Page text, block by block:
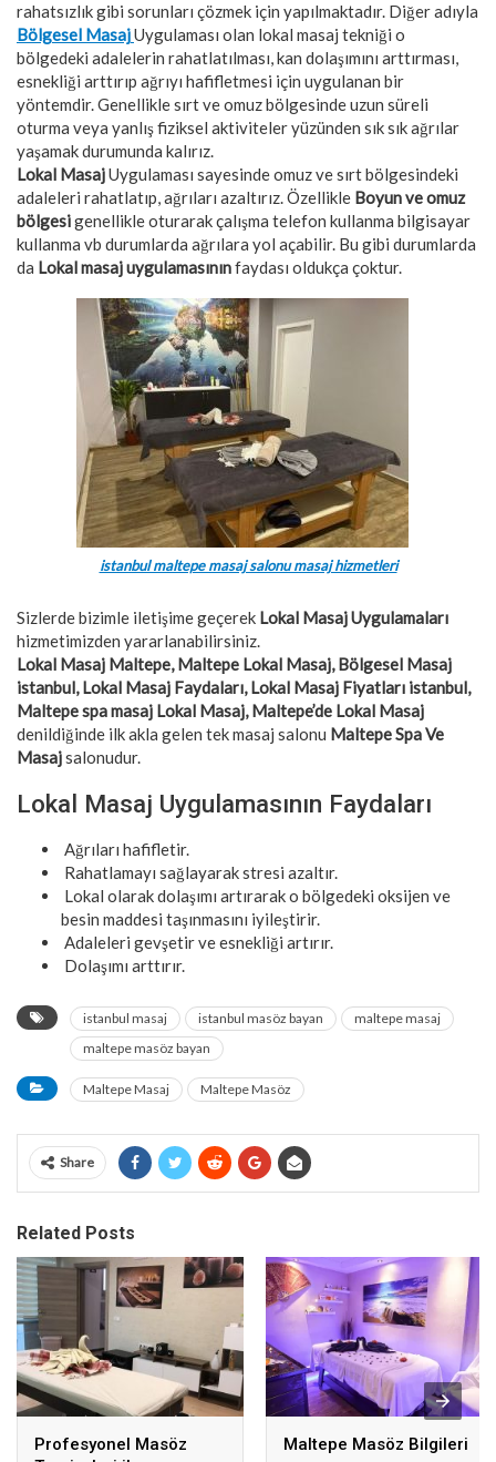
rahatsızlık gibi sorunları çözmek için yapılmaktadır. Diğer adıyla
Bölgesel MasajUygulaması olan lokal masaj tekniği o
bölgedeki adalelerin rahatlatılması, kan dolaşımını arttırması,
esnekliği arttırıp ağrıyı hafifletmesi için uygulanan bir
yöntemdir. Genellikle sırt ve omuz bölgesinde uzun süreli
oturma veya yanlış fiziksel aktiviteler yüzünden sık sık ağrılar
yaşamak durumunda kalırız.
Lokal MasajUygulaması sayesinde omuz ve sırt bölgesindeki
adaleleri rahatlatıp, ağrıları azaltırız. Özellikle Boyun ve omuz
bölgesigenellikle oturarak çalışma telefon kullanma bilgisayar
kullanma vb durumlarda ağrılara yol açabilir. Bu gibi durumlarda
da Lokal masaj uygulamasınınfaydası oldukça çoktur.
istanbul maltepe masaj salonu masaj hizmetleri
Sizlerde bizimle iletişime geçerek Lokal MasajUygulamaları
hizmetimizden yararlanabilirsiniz.
Lokal Masaj Maltepe, Maltepe Lokal Masaj, Bölgesel Masaj
istanbul, Lokal Masaj Faydaları, Lokal Masaj Fiyatları istanbul,
Maltepe spa masaj Lokal Masaj, Maltepe’de Lokal Masaj
denildiğinde ilk akla gelen tek masaj salonu Maltepe Spa Ve
Masajsalonudur.
Lokal Masaj Uygulamasının Faydaları
Ağrıları hafifletir.
Rahatlamayı sağlayarak stresi azaltır.
Lokal olarak dolaşımı artırarak o bölgedeki oksijen ve
besin maddesi taşınmasını iyileştirir.
Adaleleri gevşetir ve esnekliği artırır.
Dolaşımı arttırır.
istanbul masaj istanbul masöz bayan
maltepe masaj
maltepe masöz bayan
Maltepe Masaj Maltepe Masöz
Share
Related Posts
Profesyonel Masöz
Maltepe Masöz Bilgileri